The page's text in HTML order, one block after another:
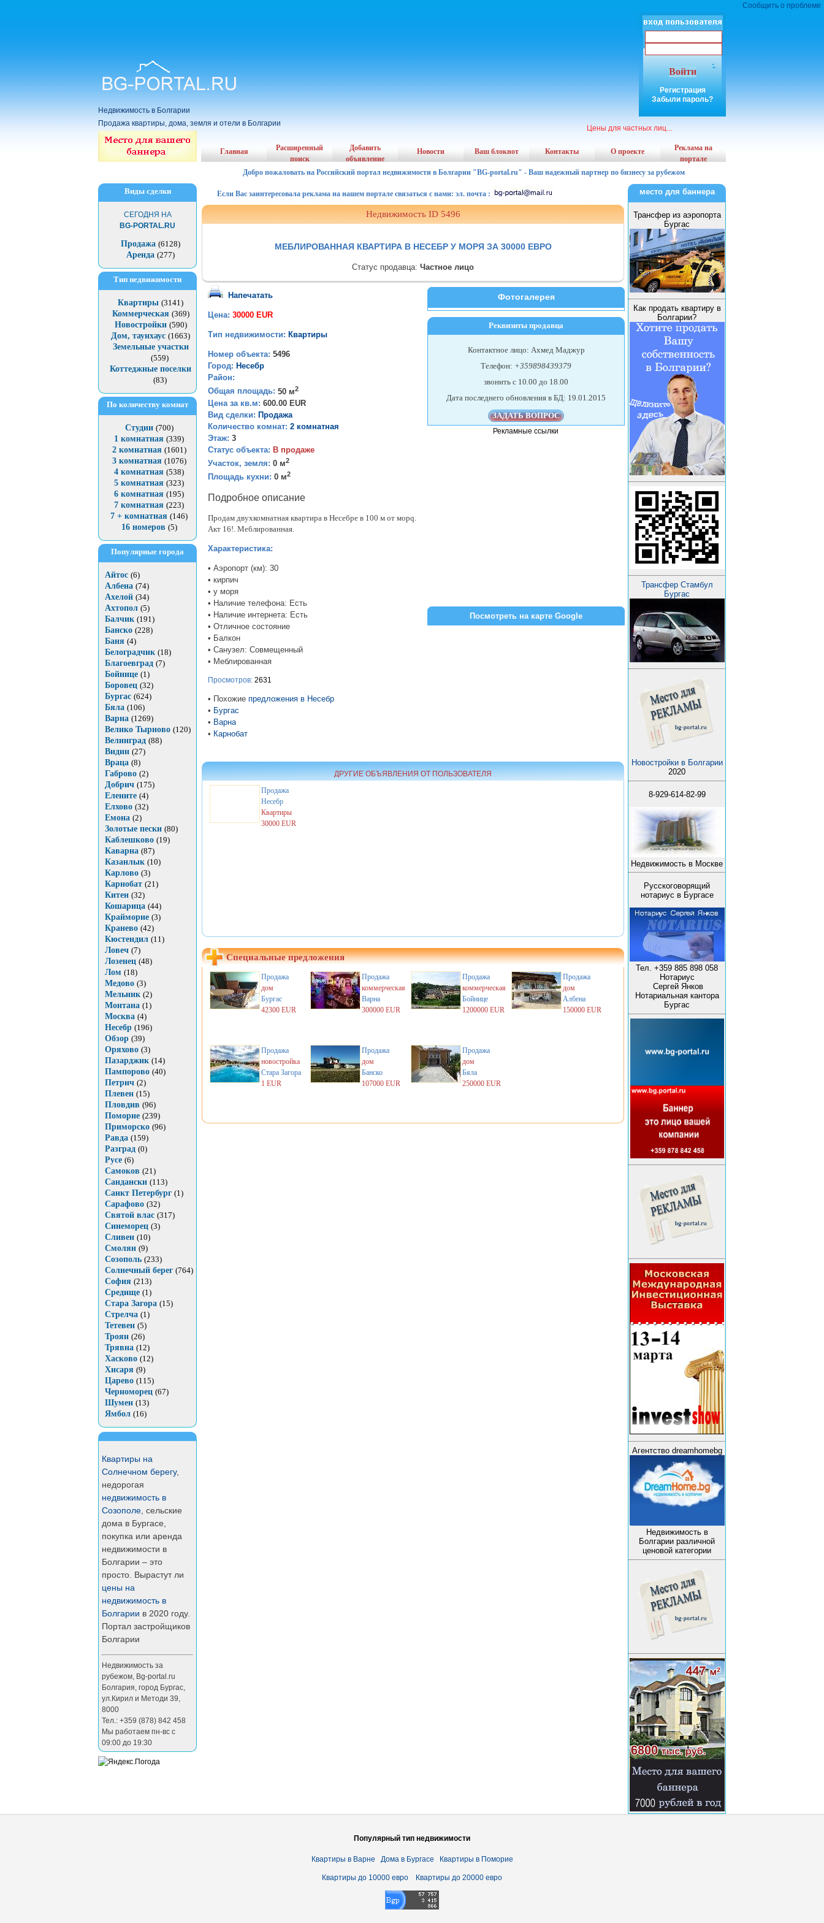
Сообщить о проблеме
Войти
Регистрация
Забыли пароль?
Цены для частных лиц...
Недвижимость в Болгарии
Продажа квартиры, дома, земля и отели в Болгарии
Виды сделки
СЕГОДНЯ НА
BG-PORTAL.RU
Продажа (6128)
Аренда (277)
Тип недвижимости
Квартиры (3141)
Коммерческая (369)
Новостройки (590)
Дом, таунхаус (1663)
Земельные участки
(559)
Коттеджные поселки
(83)
По количеству комнат
Студии (700)
1 комнатная (339)
2 комнатная (1601)
3 комнатная (1076)
4 комнатная (538)
5 комнатная (323)
6 комнатная (195)
7 комнатная (223)
7 + комнатная (146)
16 номеров (5)
Популярные города
Айтос (6)
Албена (74)
Ахелой (34)
Ахтопол (5)
Балчик (191)
Банско (228)
Баня (4)
Белоградчик (18)
Благоевград (7)
Бойнице (1)
Боровец (32)
Бургас (624)
Бяла (106)
Варна (1269)
Велико Тырново (120)
Велинград (88)
Видин (27)
Враца (8)
Габрово (2)
Добрич (175)
Елените (4)
Елхово (32)
Емона (2)
Золотые пески (80)
Каблешково (19)
Каварна (87)
Казанлык (10)
Карлово (3)
Карнобат (21)
Китен (32)
Кошарица (44)
Крайморие (3)
Кранево (42)
Кюстендил (11)
Ловеч (7)
Лозенец (48)
Лом (18)
Медово (3)
Мельник (2)
Монтана (1)
Москва (4)
Несебр (196)
Обзор (39)
Оряхово (3)
Пазарджик (14)
Пампорово (40)
Петрич (2)
Плевен (15)
Пловдив (96)
Поморие (239)
Приморско (96)
Равда (159)
Разград (0)
Русе (6)
Самоков (21)
Сандански (113)
Санкт Петербург (1)
Сарафово (32)
Святой влас (317)
Синеморец (3)
Сливен (10)
Смолян (9)
Созополь (233)
Солнечный берег (764)
София (213)
Средище (1)
Стара Загора (15)
Стрелча (1)
Тетевен (5)
Троян (26)
Трявна (12)
Хасково (12)
Хисаря (9)
Царево (115)
Черноморец (67)
Шумен (13)
Ямбол (16)
Квартиры на
Солнечном берегу,
недорогая
недвижимость в
Созополе , сельские
дома в Бургасе,
покупка или аренда
недвижимости в
Болгарии – это
просто. Вырастут ли
цены на
недвижимость в
Болгарии в 2020 году.
Портал застройщиков
Болгарии
Недвижимость за
рубежом, Bg-portal.ru
Болгария, город Бургас,
ул.Кирил и Методи 39,
8000
Тел.: +359 (878) 842 458
Мы работаем пн-вс с
09:00 до 19:30
Главная
Расширенный
поиск
Добавить
объявление
Новости Ваш блокнот Контакты О проекте
Реклама на
портале
Добро пожаловать на Российский портал недвижимости в Болгарии "BG-portal.ru" - Ваш надежный партнер по бизнесу за рубежом
Если Вас заинтересовала реклама на нашем портале связаться с нами: эл. почта :
Недвижимость ID 5496
МЕБЛИРОВАННАЯ КВАРТИРА В НЕСЕБР У МОРЯ ЗА 30000 ЕВРО
Статус продавца: Частное лицо
Фотогалерея
Реквизиты продавца
Контактное лицо: Ахмед Маджур
Телефон: +359898439379
звонить c 10.00 до 18.00
Дата последнего обновления в БД: 19.01.2015
Рекламные ссылки
Посмотреть на карте Google
Напечатать
Цена: 30000 EUR
Тип недвижимости: Квартиры
Номер объекта: 5496
Город: Несебр
Район:
Общая площадь: 50 м2
Цена за кв.м: 600.00 EUR
Вид сделки: Продажа
Количество комнат: 2 комнатная
Этаж: 3
Статус объекта: В продаже
Участок, земля: 0 м2
Площадь кухни: 0 м2
Подробное описание
Продам двухкомнатная квартира в Несебре в 100 м от морq.
Акт 16!. Меблированная.
Характеристика:
• Аэропорт (км): 30
• кирпич
• у моря
• Наличие телефона: Есть
• Наличие интернета: Есть
• Отличное состояние
• Балкон
• Санузел: Совмещенный
• Меблированная
Просмотров: 2631
• Похожие предложения в Несебр
• Бургас
• Варна
• Карнобат
ДРУГИЕ ОБЪЯВЛЕНИЯ ОТ ПОЛЬЗОВАТЕЛЯ
Продажа
Несебр
Квартиры
30000 EUR
Специальные предложения
Продажа
дом
Бургас
42300 EUR
Продажа
коммерческая
Варна
300000 EUR
Продажа
коммерческая
Бойнице
1200000 EUR
Продажа
дом
Албена
150000 EUR
Продажа
новостройка
Стара Загора
1 EUR
Продажа
дом
Банско
107000 EUR
Продажа
дом
Бяла
250000 EUR
место для баннера
Трансфер из аэропорта
Бургас
Как продать квартиру в
Болгарии?
Трансфер Стамбул
Бургас
Новостройки в Болгарии
2020
8-929-614-82-99
Недвижимость в Москве
Русскоговорящий
нотариус в Бургасе
Тел. +359 885 898 058
Нотариус
Сергей Янков
Нотариальная кантора
Бургас
Агентство dreamhomebg
Недвижимость в
Болгарии различной
ценовой категории
Популярный тип недвижимости
Квартиры в Варне Дома в Бургасе Квартиры в Поморие
Квартиры до 10000 евро Квартиры до 20000 евро